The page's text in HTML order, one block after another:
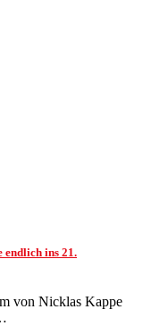
endlich ins 21.
von Nicklas Kappe